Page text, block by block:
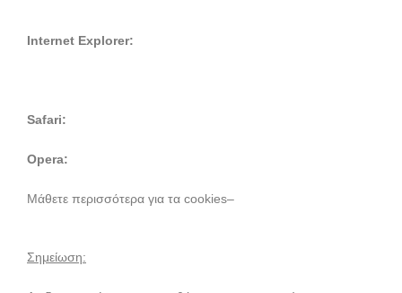
Internet Explorer:
Safari:
Opera:
Μάθετε περισσότερα για τα cookies–
Σημείωση: